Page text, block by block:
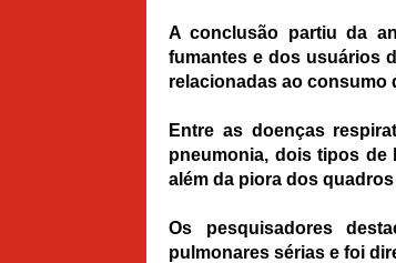
A conclusão partiu da
fumantes e dos usuários
relacionadas ao consumo
Entre as doenças
pneumonia, dois tipos de
além da piora dos quadros
Os pesquisadores
pulmonares sérias e foi